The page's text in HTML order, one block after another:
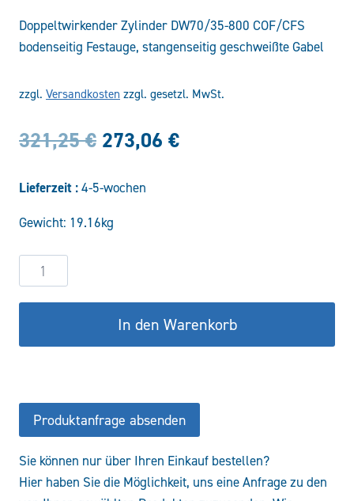
Doppeltwirkender Zylinder DW70/35-800 COF/CFS
bodenseitig Festauge, stangenseitig geschweißte Gabel
zzgl. Versandkosten zzgl. gesetzl. MwSt.
321,25€ Ursprünglicher
321,25 €
273,06 €Aktueller
Lieferzeit : 4-5-wochen
Gewicht: 19.16kg
Hydraulikzylinder
DW70/35-
800
Menge
In den Warenkorb
Produktanfrage absenden
Sie können nur über Ihren Einkauf bestellen?
Hier haben Sie die Möglichkeit, uns eine Anfrage zu den